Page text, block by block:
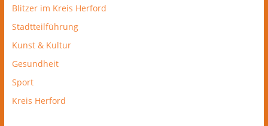
Blitzer im Kreis Herford
Stadtteilführung
Kunst & Kultur
Gesundheit
Sport
Kreis Herford